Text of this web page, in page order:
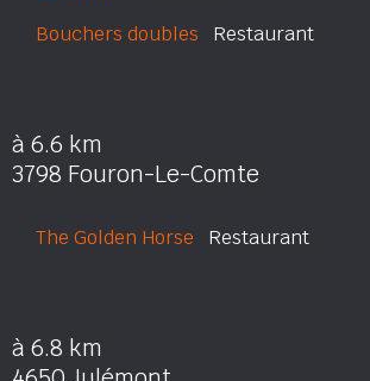
Bouchers doubles Restaurant
à 6.6 km
3798 Fouron-Le-Comte
The Golden Horse Restaurant
à 6.8 km